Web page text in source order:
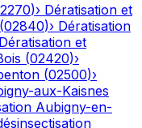
)› Dératisation et
(02840)› Dératisation
Dératisation et
(02420)›
(02500)›
aux-Kaisnes
Aubigny-en-